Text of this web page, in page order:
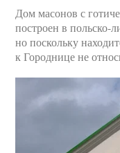
Дом масонов с
построен в польско-
но поскольку
к Городнице не